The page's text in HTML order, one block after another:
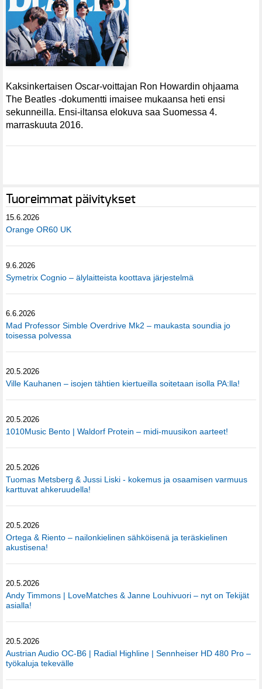
Kaksinkertaisen Oscar-voittajan Ron Howardin ohjaama
The Beatles -dokumentti imaisee mukaansa heti ensi
sekunneilla. Ensi-iltansa elokuva saa Suomessa 4.
marraskuuta 2016.
Tuoreimmat päivitykset
15.6.2026
Orange OR60 UK
9.6.2026
Symetrix Cognio – älylaitteista koottava järjestelmä
6.6.2026
Mad Professor Simble Overdrive Mk2 – maukasta soundia jo
toisessa polvessa
20.5.2026
Ville Kauhanen – isojen tähtien kiertueilla soitetaan isolla PA:lla!
20.5.2026
1010Music Bento | Waldorf Protein – midi-muusikon aarteet!
20.5.2026
Tuomas Metsberg & Jussi Liski - kokemus ja osaamisen varmuus
karttuvat ahkeruudella!
20.5.2026
Ortega & Riento – nailonkielinen sähköisenä ja teräskielinen
akustisena!
20.5.2026
Andy Timmons | LoveMatches & Janne Louhivuori – nyt on Tekijät
asialla!
20.5.2026
Austrian Audio OC-B6 | Radial Highline | Sennheiser HD 480 Pro –
työkaluja tekevälle